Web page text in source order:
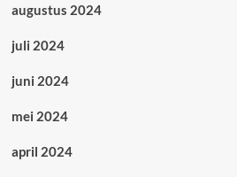
augustus 2024
juli 2024
juni 2024
mei 2024
april 2024